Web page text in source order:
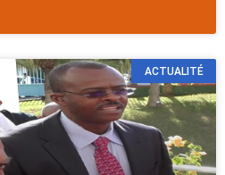
ACTUALITÉ